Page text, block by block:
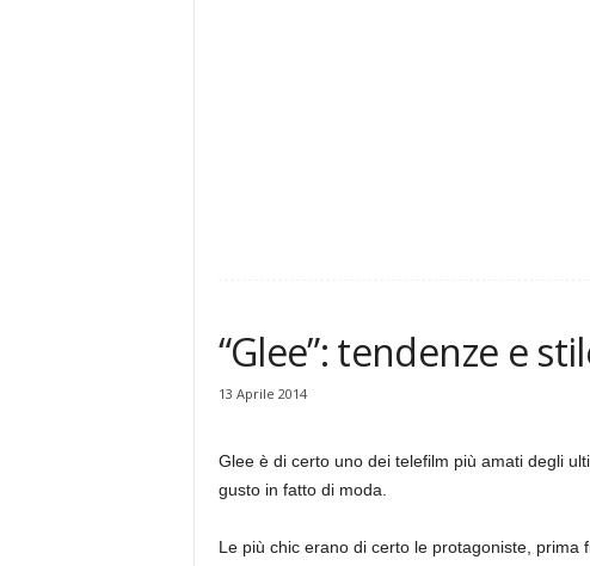
“Glee”: tendenze e
13 Aprile 2014
Glee è di certo uno dei telefilm più amati degli
gusto in fatto di moda.
Le più chic erano di certo le protagoniste, prima